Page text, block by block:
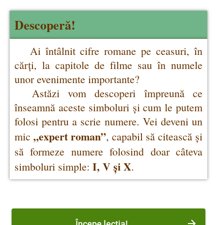
Descoperă!
Ai întâlnit cifre romane pe ceasuri, în
cărți, la capitole de filme sau în numele
unor evenimente importante?
Astăzi vom descoperi împreună ce
înseamnă aceste simboluri și cum le putem
folosi pentru a scrie numere. Vei deveni un
mic „expert roman”, capabil să citească și
să formeze numere folosind doar câteva
simboluri simple: I, V și X.